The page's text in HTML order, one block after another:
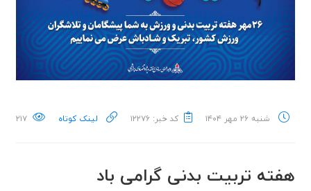
شنبه ۲۶ مهر ۱۴۰۴ کد خبر: ۱۲۲۷۶ لینک کوتاه ۲۱۷
هفته تربیت بدنی گرامی باد